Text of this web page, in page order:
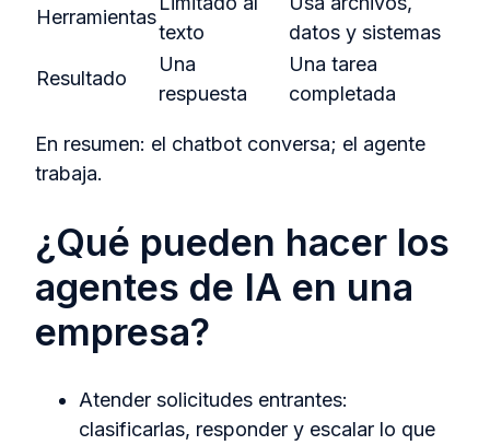
Herramientas
texto
datos y sistemas
Resultado
Una
respuesta
Una tarea
completada
En resumen: el chatbot conversa; el agente
trabaja.
¿Qué pueden hacer los
agentes de IA en una
empresa?
Atender solicitudes entrantes:
clasificarlas, responder y escalar lo que